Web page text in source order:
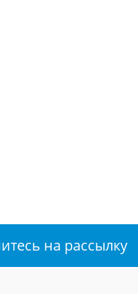
на рассылку